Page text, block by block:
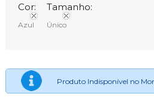
Cor:
Azul
Tamanho:
Único
Produto Indisponível no